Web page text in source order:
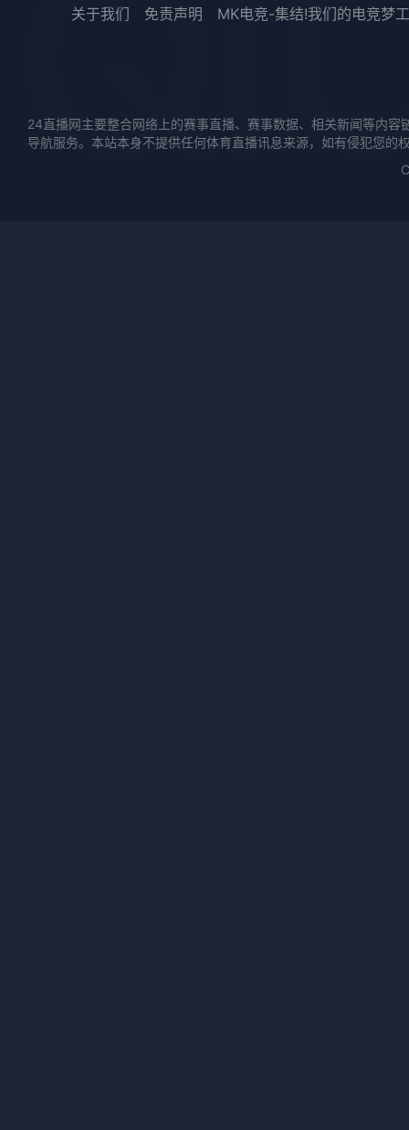
关于我们 免责声明 MK电竞-集结!我们的电竞梦
24直播网主要整合网络上的赛事直播、赛事数据、相关新闻等内
导航服务。本站本身不提供任何体育直播讯息来源，如有侵犯您的